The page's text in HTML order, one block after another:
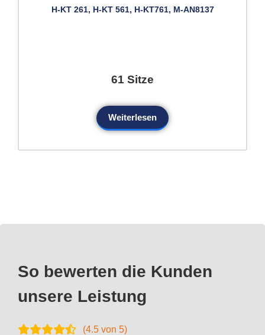
H-KT 261, H-KT 561, H-KT761, M-AN8137
61 Sitze
Weiterlesen
So bewerten die Kunden
unsere Leistung
(4.5 von 5)